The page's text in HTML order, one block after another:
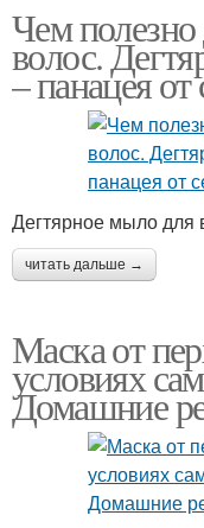
Чем
волос.
– панацея
Дегтярное мыло для
читать дальше →
Маска от
условиях
Домашние